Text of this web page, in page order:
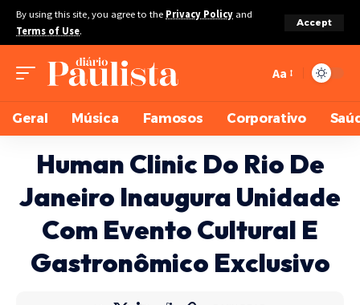
By using this site, you agree to the Privacy Policy and
Terms of Use.
Accept
Aa
Geral Música Famosos Corporativo
Human Clinic Do Rio De
Janeiro Inaugura Unidade
Com Evento Cultural E
Gastronômico Exclusivo